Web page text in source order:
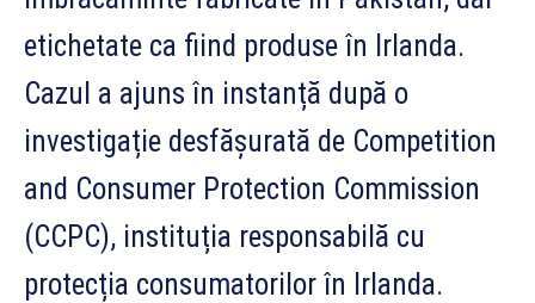
etichetate ca fiind produse în Irlanda.
Cazul a ajuns în instanță după o
investigație desfășurată de Competition
and Consumer Protection Commission
(CCPC), instituția responsabilă cu
protecția consumatorilor în Irlanda.